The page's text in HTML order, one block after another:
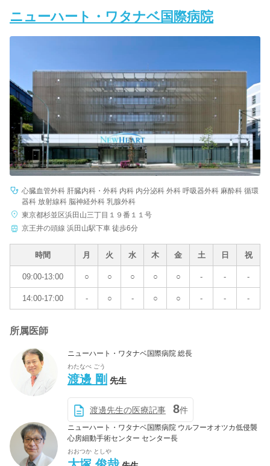
ニューハート・ワタナベ国際病院
心臓血管外科 肝臓内科・外科 内科 内分泌科 外科 呼吸器外科 麻酔科 循環
器科 放射線科 脳神経外科 乳腺外科
東京都杉並区浜田山三丁目１９番１１号
京王井の頭線 浜田山駅下車 徒歩6分
時間 月 火 水 木 金 土 日 祝
09:00-13:00 ○ ○ ○ ○ ○ - - -
14:00-17:00 - ○ - ○ ○ - - -
所属医師
ニューハート・ワタナベ国際病院 総長
わたなべ ごう
渡邊 剛 先生
渡邊先生の医療記事 8件
ニューハート・ワタナベ国際病院 ウルフーオオツカ低侵襲
心房細動手術センター センター長
おおつか としや